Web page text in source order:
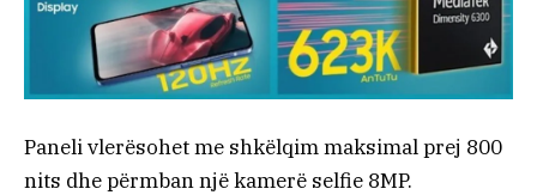
Paneli vlerësohet me shkëlqim maksimal prej 800
nits dhe përmban një kamerë selfie 8MP.